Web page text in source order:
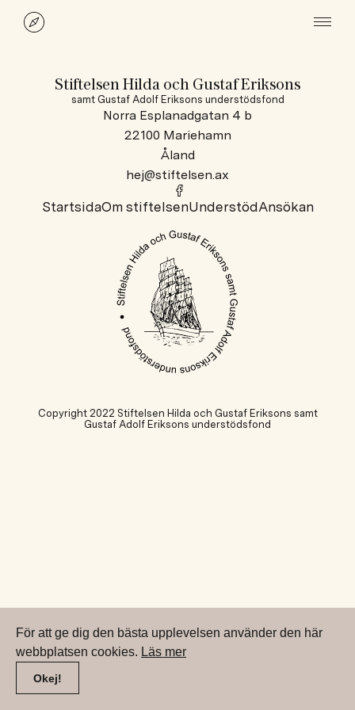
För att ge dig den bästa upplevelsen använder den här
webbplatsen cookies. Läs mer
Okej!
Stiftelsen Hilda och Gustaf Eriksons
samt Gustaf Adolf Eriksons understödsfond
Norra Esplanadgatan 4 b
22100 Mariehamn
Åland
hej@stiftelsen.ax
StartsidaOm stiftelsenUnderstödAnsökan
Copyright 2022 Stiftelsen Hilda och Gustaf Eriksons samt
Gustaf Adolf Eriksons understödsfond